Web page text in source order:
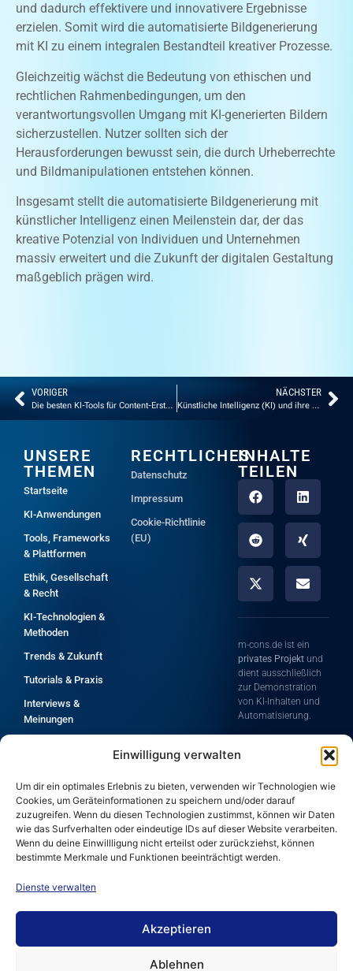
Einwilligung verwalten
Um dir ein optimales Erlebnis zu bieten, verwenden wir Technologien wie
Cookies, um Geräteinformationen zu speichern und/oder darauf
zuzugreifen. Wenn du diesen Technologien zustimmst, können wir Daten
wie das Surfverhalten oder eindeutige IDs auf dieser Website verarbeiten.
Wenn du deine Einwillligung nicht erteilst oder zurückziehst, können
bestimmte Merkmale und Funktionen beeinträchtigt werden.
Dienste verwalten
Akzeptieren
Ablehnen
und dadurch effektivere und innovativere Ergebnisse
erzielen. Somit wird die automatisierte Bildgenerierung
mit KI zu einem integralen Bestandteil kreativer Prozesse.
Gleichzeitig wächst die Bedeutung von ethischen und
rechtlichen Rahmenbedingungen, um den
verantwortungsvollen Umgang mit KI-generierten Bildern
sicherzustellen. Nutzer sollten sich der
Herausforderungen bewusst sein, die durch Urheberrechte
und Bildmanipulationen entstehen können.
Insgesamt stellt die automatisierte Bildgenerierung mit
künstlicher Intelligenz einen Meilenstein dar, der das
kreative Potenzial von Individuen und Unternehmen
massiv erweitert und die Zukunft der digitalen Gestaltung
maßgeblich prägen wird.
VORIGER
Die besten KI-Tools für Content-Ersteller: Ein Überblick für 2025
NÄCHSTER
Künstliche Intelligenz (KI) und ihre ethischen Herausforderungen
UNSERE
THEMEN
Startseite
KI-Anwendungen
Tools, Frameworks
& Plattformen
Ethik, Gesellschaft
& Recht
KI-Technologien &
Methoden
Trends & Zukunft
Tutorials & Praxis
Interviews &
Meinungen
Alle Artikel A-Z
RECHTLICHES
Datenschutz
Impressum
Cookie-Richtlinie
(EU)
INHALTE
TEILEN
m-cons.de ist ein
privates Projekt und
dient ausschließlich
zur Demonstration
von KI-Inhalten und
Automatisierung.
Möglichkeiten
Technologien rund
um Künstliche
Intelligenz und
Automatisierung.
Für die Korrektheit,
Informationen wird